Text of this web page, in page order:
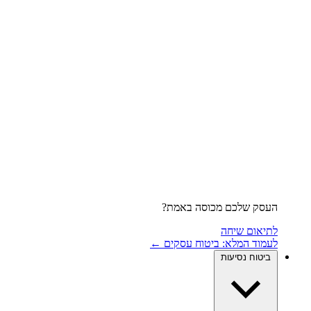
העסק שלכם מכוסה באמת?
לתיאום שיחה
לעמוד המלא: ביטוח עסקים ←
ביטוח נסיעות